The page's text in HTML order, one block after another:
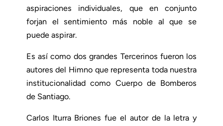
aspiraciones individuales, que en conjunto
forjan el sentimiento más noble al que se
puede aspirar.
Es así como dos grandes Tercerinos fueron los
autores del Himno que representa toda nuestra
institucionalidad como Cuerpo de Bomberos
de Santiago.
Carlos Iturra Briones fue el autor de la letra y